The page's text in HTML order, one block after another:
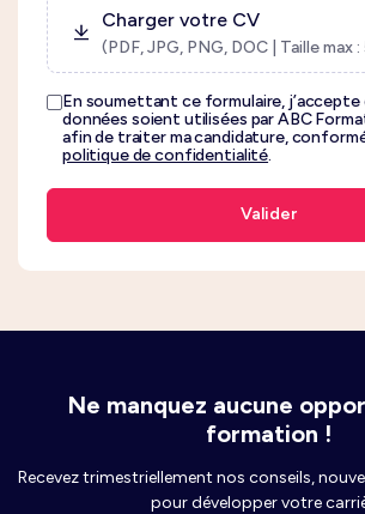
Charger votre CV
(PDF, JPG, PNG, DOC | Taille max
En soumettant ce formulaire, j’accepte
données soient utilisées par ABC
afin de traiter ma candidature,
politique de confidentialité.
Valider
Ne manquez aucune
formation !
Recevez trimestriellement nos conseils,
pour développer votre